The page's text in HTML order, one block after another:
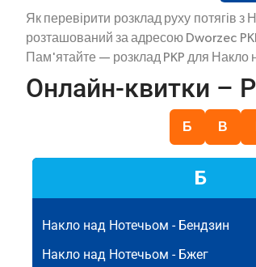
Як перевірити розклад руху потягів
розташований за адресою Dworzec
Пам'ятайте — розклад PKP для Накло
Онлайн-квитки –
Б В
Б
Накло над Нотечьом - Бендзин
Накло над Нотечьом - Бжег